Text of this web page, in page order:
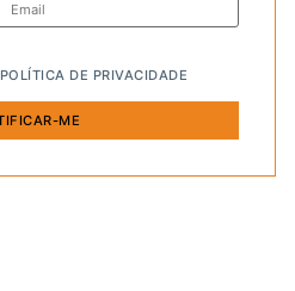
POLÍTICA DE PRIVACIDADE